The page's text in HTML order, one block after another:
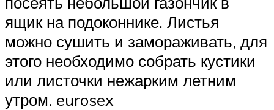
ящик на подоконнике. Листья
можно сушить и замораживать, для
этого необходимо собрать кустики
или листочки нежарким летним
утром. eurosex